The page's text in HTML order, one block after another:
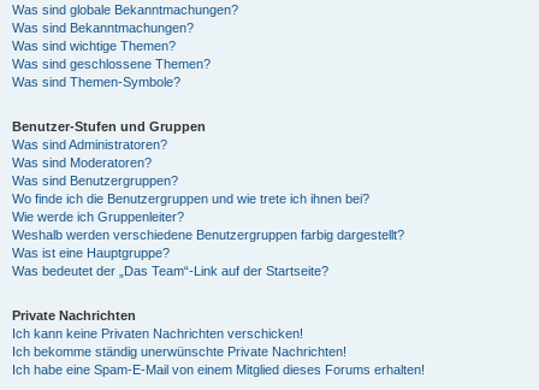
Was sind globale Bekanntmachungen?
Was sind Bekanntmachungen?
Was sind wichtige Themen?
Was sind geschlossene Themen?
Was sind Themen-Symbole?
Benutzer-Stufen und Gruppen
Was sind Administratoren?
Was sind Moderatoren?
Was sind Benutzergruppen?
Wo finde ich die Benutzergruppen und wie trete ich ihnen bei?
Wie werde ich Gruppenleiter?
Weshalb werden verschiedene Benutzergruppen farbig dargestellt?
Was ist eine Hauptgruppe?
Was bedeutet der „Das Team“-Link auf der Startseite?
Private Nachrichten
Ich kann keine Privaten Nachrichten verschicken!
Ich bekomme ständig unerwünschte Private Nachrichten!
Ich habe eine Spam-E-Mail von einem Mitglied dieses Forums erhalten!